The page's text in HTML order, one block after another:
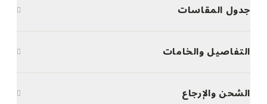
جدول المقاسات
التفاصيل والخامات
الشحن والإرجاع